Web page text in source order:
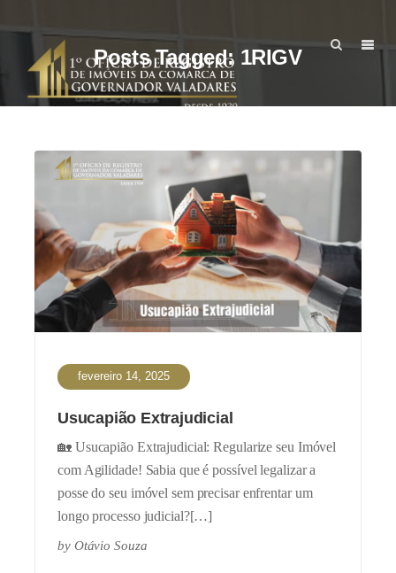
Posts Tagged: 1RIGV
fevereiro 14, 2025
Usucapião Extrajudicial
🏡 Usucapião Extrajudicial: Regularize seu Imóvel
com Agilidade! Sabia que é possível legalizar a
posse do seu imóvel sem precisar enfrentar um
longo processo judicial?[…]
by Otávio Souza